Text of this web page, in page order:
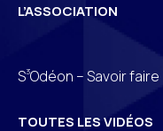
L’ASSOCIATION
S3Odéon – Savoir faire
TOUTES LES VIDÉOS